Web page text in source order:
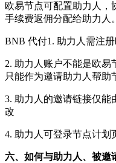
欧易节点可配置助力人，
手续费返佣分配给助力人。
BNB 代付1. 助力人需注
2. 助力人账户不能是欧易
只能作为邀请助力人帮助
3. 助力人的邀请链接仅能
改
4. 助力人可登录节点计划
六、如何与助力人、被邀